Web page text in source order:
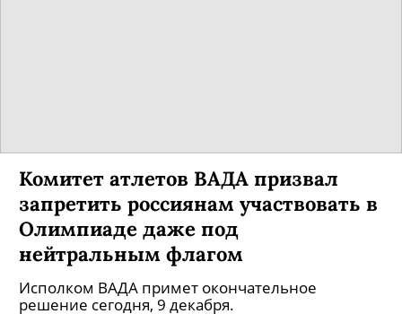
Комитет атлетов ВАДА призвал
запретить россиянам участвовать в
Олимпиаде даже под
нейтральным флагом
Исполком ВАДА примет окончательное
решение сегодня, 9 декабря.